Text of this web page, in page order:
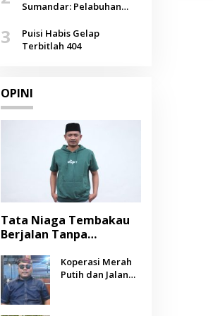
Agustus
Sumandar: Pelabuhan
Selendang Benang Merah
Lombang
3
Puisi Habis Gelap
Terbitlah 404
OPINI
Tata Niaga Tembakau
Berjalan Tanpa
Negara Berpihak
kepada Petani?
Koperasi Merah
Putih dan Jalan